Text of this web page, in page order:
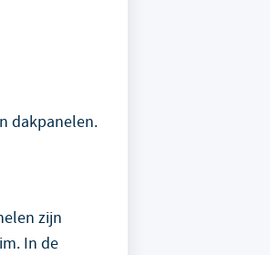
dakpanelen.
zijn
In de